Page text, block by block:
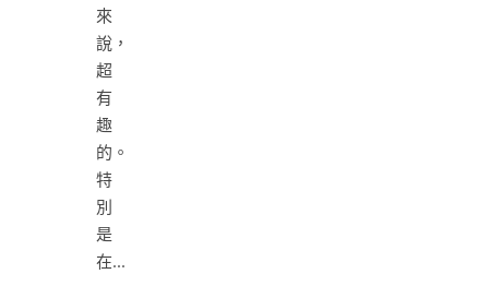
來
說，
超
有
趣
的。
特
別
是
在...